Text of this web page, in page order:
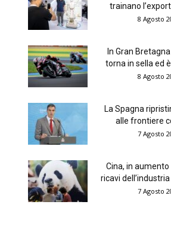
trainano
8 Agosto
In Gran
torna in sella ed
8 Agosto
La Spagna
alle frontiere
7 Agosto
Cina, in aumento
ricavi
7 Agosto